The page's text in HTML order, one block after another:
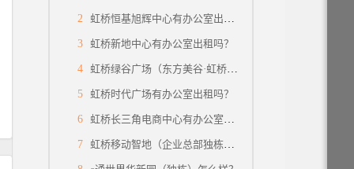
2 虹桥恒基旭辉中心有办公室出租吗？
3 虹桥新地中心有办公室出租吗？
4 虹桥绿谷广场（东方美谷·虹桥中心）怎么样？
5 虹桥时代广场有办公室出租吗？
6 虹桥长三角电商中心有办公室出租吗？
7 虹桥移动智地（企业总部独栋）有面积出租吗？